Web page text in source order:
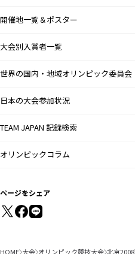
開催地一覧＆ポスター
大会別入賞者一覧
世界の国内・地域オリンピック委員会
日本の大会参加状況
TEAM JAPAN 記録検索
オリンピックコラム
ページをシェア
HOME 大会 オリンピック競技大会 北京2008